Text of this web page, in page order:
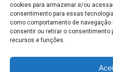
cookies para armazenar e/ou
consentimento para essas
como comportamento de
consentir ou retirar o consentimento
recursos e funções.
MAPA DO SITE